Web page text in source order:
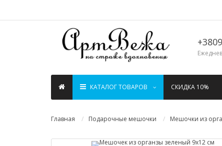
КАТАЛОГ ТОВАРОВ СКИДКА 10%
Главная Подарочные мешочки Мешочки из